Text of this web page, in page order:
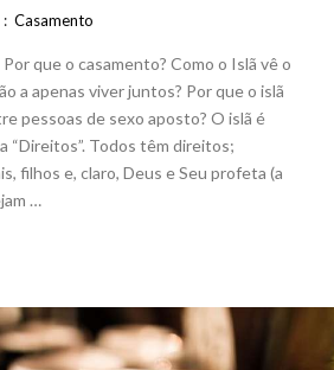
: Casamento
que o casamento? Como o Islã vê o
a apenas viver juntos? Por que o islã
pessoas de sexo aposto? O islã é
“Direitos”. Todos têm direitos;
filhos e, claro, Deus e Seu profeta (a
…